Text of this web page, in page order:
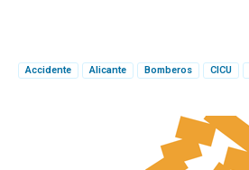
Accidente Alicante Bomberos CICU